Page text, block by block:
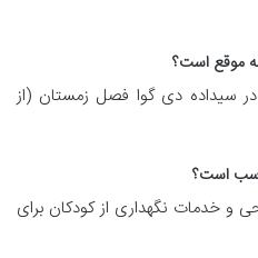
موقع است؟
سیداده دی گوا فصل زمستان (از
است؟
و خدمات نگهداری از کودکان برای